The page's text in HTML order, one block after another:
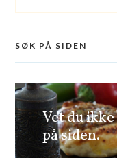
SØK PÅ SIDEN
Vet du
på siden.